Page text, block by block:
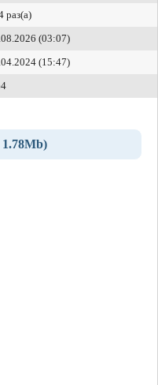
раз(а)
(03:07)
(15:47)